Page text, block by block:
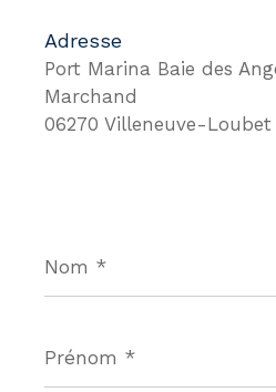
Adresse
Port Marina Baie des
Marchand
06270 Villeneuve-Loubet
*
*